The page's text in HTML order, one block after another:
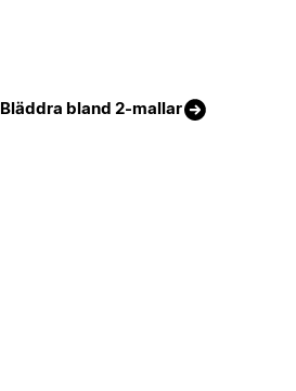
Bläddra bland 2-mallar